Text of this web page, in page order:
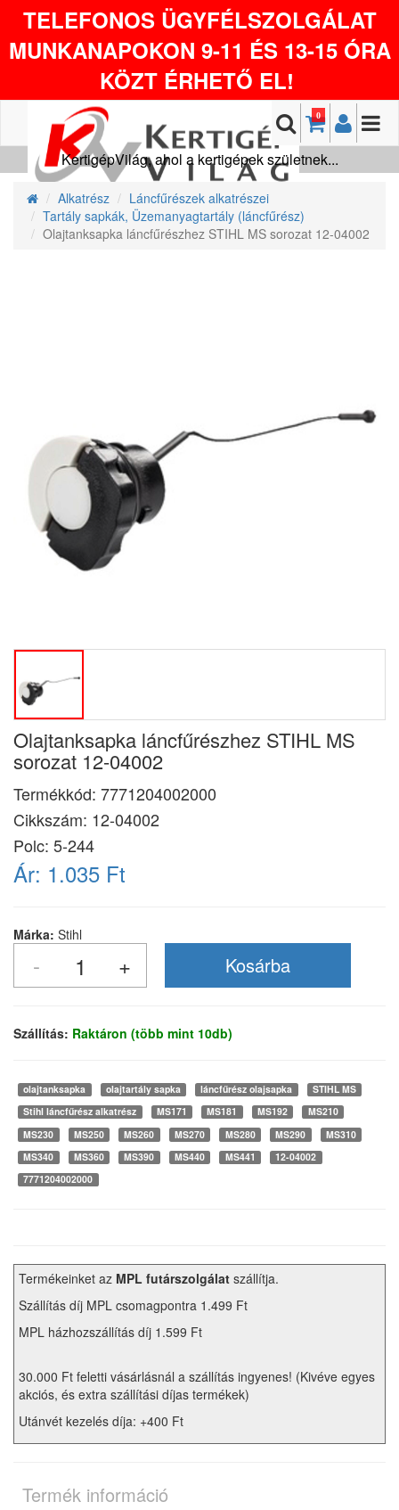
TELEFONOS ÜGYFÉLSZOLGÁLAT
MUNKANAPOKON 9-11 ÉS 13-15 ÓRA
KÖZT ÉRHETŐ EL!
0
KertigépVilág, ahol a kertigépek születnek...
Alkatrész
Láncfűrészek alkatrészei
Tartály sapkák, Üzemanyagtartály (láncfűrész)
Olajtanksapka láncfűrészhez STIHL MS sorozat 12-04002
Olajtanksapka láncfűrészhez STIHL MS
sorozat 12-04002
Termékkód: 7771204002000
Cikkszám: 12-04002
Polc: 5-244
Ár: 1.035 Ft
Márka: Stihl
Szállítás: Raktáron (több mint 10db)
olajtanksapka olajtartály sapka láncfűrész olajsapka
STIHL MS
Stihl láncfűrész alkatrész
MS171 MS181 MS192
MS210
MS230
MS250 MS260 MS270 MS280 MS290
MS310
MS340
MS360 MS390 MS440 MS441
12-04002
7771204002000
Termékeinket az MPL futárszolgálat szállítja.
Szállítás díj MPL csomagpontra 1.499 Ft
MPL házhozszállítás díj 1.599 Ft
30.000 Ft feletti vásárlásnál a szállítás ingyenes! (Kivéve egyes
akciós, és extra szállítási díjas termékek)
Utánvét kezelés díja: +400 Ft
Termék információ